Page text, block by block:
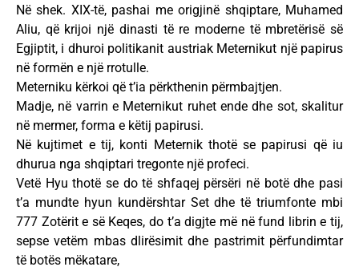
Në shek. XIX-të, pashai me origjinë shqiptare, Muhamed
Aliu, që krijoi një dinasti të re moderne të mbretërisë së
Egjiptit, i dhuroi politikanit austriak Meternikut një papirus
në formën e një rrotulle.
Meterniku kërkoi që t’ia përkthenin përmbajtjen.
Madje, në varrin e Meternikut ruhet ende dhe sot, skalitur
në mermer, forma e këtij papirusi.
Në kujtimet e tij, konti Meternik thotë se papirusi që iu
dhurua nga shqiptari tregonte një profeci.
Vetë Hyu thotë se do të shfaqej përsëri në botë dhe pasi
t’a mundte hyun kundërshtar Set dhe të triumfonte mbi
777 Zotërit e së Keqes, do t’a digjte më në fund librin e tij,
sepse vetëm mbas dlirësimit dhe pastrimit përfundimtar
të botës mëkatare,